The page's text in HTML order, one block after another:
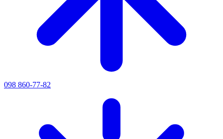
098 860-77-82